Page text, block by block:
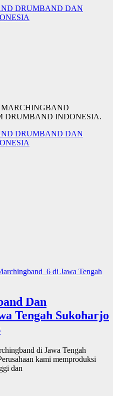
MARCHINGBAND
DRUMBAND INDONESIA.
Dan
Tengah Sukoharjo
di Jawa Tengah
kami memproduksi
dan